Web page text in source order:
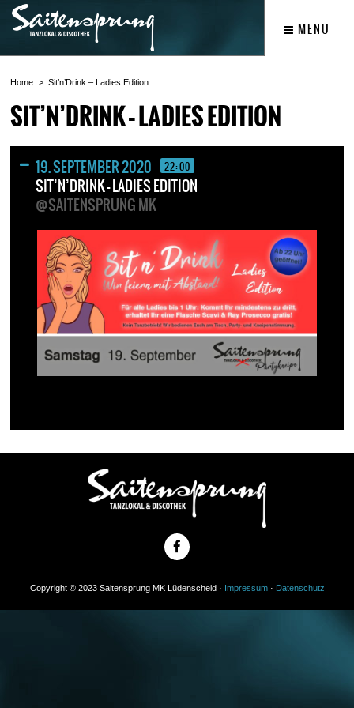
MENU
Home Sit’n’Drink – Ladies Edition
SIT’N’DRINK – LADIES EDITION
19. SEPTEMBER 2020 22:00
SIT’N’DRINK – LADIES EDITION
@SAITENSPRUNG MK
Copyright © 2023 Saitensprung MK Lüdenscheid · Impressum· Datenschutz